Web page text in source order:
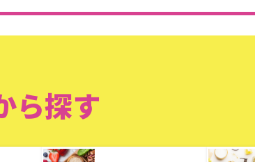
ら探す